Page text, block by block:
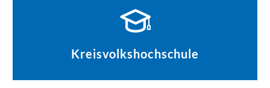
Kreisvolkshochschule